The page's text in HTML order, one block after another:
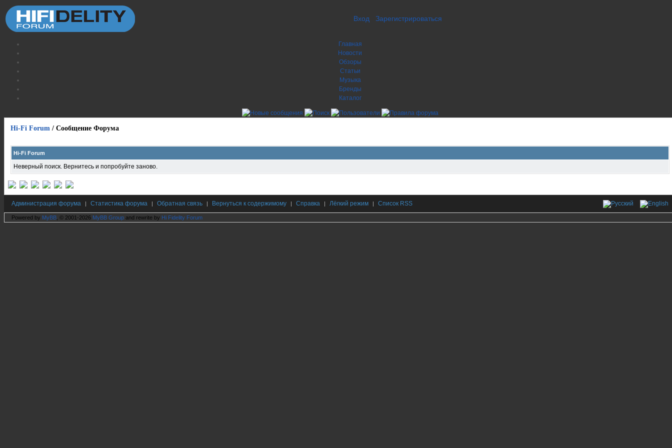
Вход Зарегистрироваться
Главная
Новости
Обзоры
Статьи
Музыка
Бренды
Каталог
Hi-Fi Forum / Сообщение Форума
Hi-Fi Forum
Неверный поиск. Вернитесь и попробуйте заново.
Администрация форума | Статистика форума | Обратная связь | Вернуться к содержимому | Справка | Лёгкий режим | Список RSS
Powered by MyBB , © 2001-2026 MyBB Group and rewrite by Hi Fidelity Forum